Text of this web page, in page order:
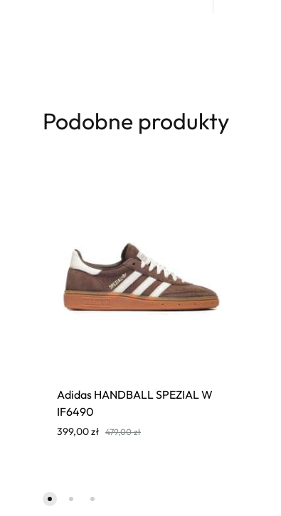
Podobne produkty
Adidas HANDBALL SPEZIAL W
IF6490
399,00zł 479,00zł